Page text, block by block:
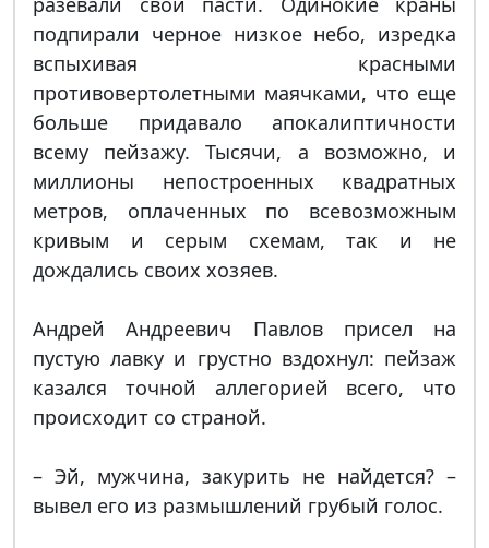
подпирали черное низкое небо, изредка
вспыхивая красными
противовертолетными маячками, что еще
больше придавало апокалиптичности
всему пейзажу. Тысячи, а возможно, и
миллионы непостроенных квадратных
метров, оплаченных по всевозможным
кривым и серым схемам, так и не
дождались своих хозяев.
Андрей Андреевич Павлов присел на
пустую лавку и грустно вздохнул: пейзаж
казался точной аллегорией всего, что
происходит со страной.
– Эй, мужчина, закурить не найдется? –
вывел его из размышлений грубый голос.